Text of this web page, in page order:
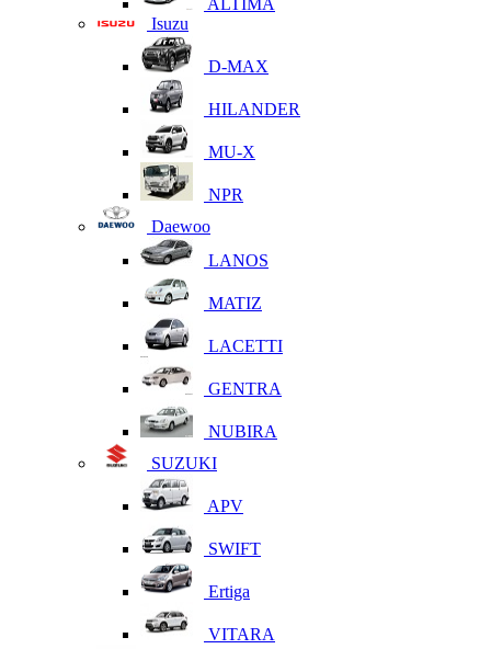
ALTIMA
Isuzu
D-MAX
HILANDER
MU-X
NPR
Daewoo
LANOS
MATIZ
LACETTI
GENTRA
NUBIRA
SUZUKI
APV
SWIFT
Ertiga
VITARA